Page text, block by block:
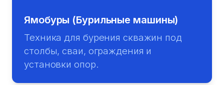
Ямобуры (Бурильные машины)
Техника для бурения скважин под
столбы, сваи, ограждения и
установки опор.